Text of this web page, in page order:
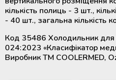
крові
стовбурових клітин
Додаткові матеріали для
холодильного обладнання
кількість полиць - 3 шт.,
- 40 шт., загальна кількість
Код 35486 Холодильник для
024:2023 «Класифікатор
Виробник ТМ COOLERMED,